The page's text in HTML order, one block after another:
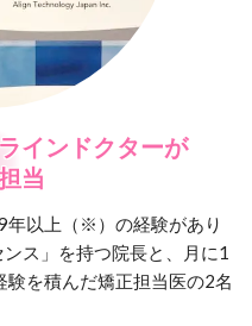
インドクターが
当
年以上（※）の経験があり
ンス」を持つ院長と、月に1
を積んだ矯正担当医の2名